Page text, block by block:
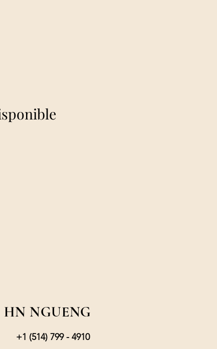
HN NGUENG
+1 (514) 799 - 4910